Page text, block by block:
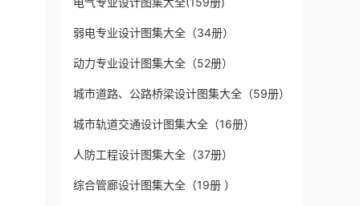
弱电专业设计图集大全（34册）
动力专业设计图集大全（52册）
城市道路、公路桥梁设计图集大全（59册）
城市轨道交通设计图集大全（16册）
人防工程设计图集大全（37册）
综合管廊设计图集大全（19册 ）